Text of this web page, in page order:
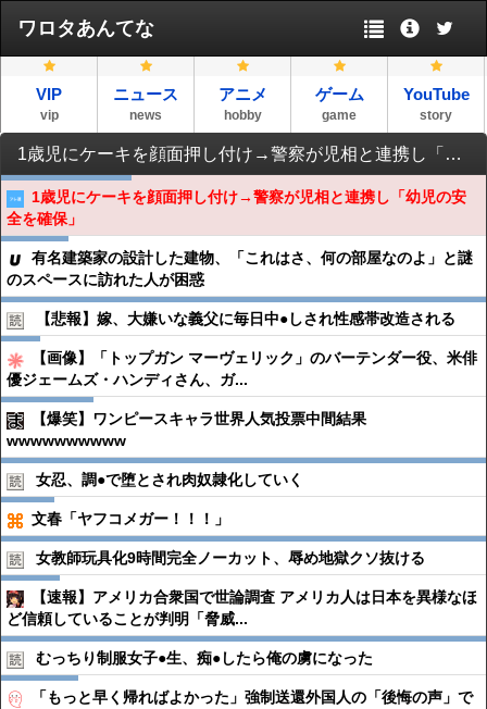
ワロタあんてな
VIP
vip
ニュース
news
アニメ
hobby
ゲーム
game
YouTube
story
1歳児にケーキを顔面押し付け→警察が児相と連携し「幼児の安全を確保」
1歳児にケーキを顔面押し付け→警察が児相と連携し「幼児の安
全を確保」
有名建築家の設計した建物、「これはさ、何の部屋なのよ」と謎
のスペースに訪れた人が困惑
【悲報】嫁、大嫌いな義父に毎日中●︎しされ性感帯改造される
【画像】「トップガン マーヴェリック」のバーテンダー役、米俳
優ジェームズ・ハンディさん、ガ...
【爆笑】ワンピースキャラ世界人気投票中間結果
wwwwwwwwww
女忍、調●︎で堕とされ肉奴隷化していく
文春「ヤフコメガー！！！」
女教師玩具化9時間完全ノーカット、辱め地獄クソ抜ける
【速報】アメリカ合衆国で世論調査 アメリカ人は日本を異様なほ
ど信頼していることが判明「脅威...
むっちり制服女子●︎生、痴●︎したら俺の虜になった
「もっと早く帰ればよかった」強制送還外国人の「後悔の声」で